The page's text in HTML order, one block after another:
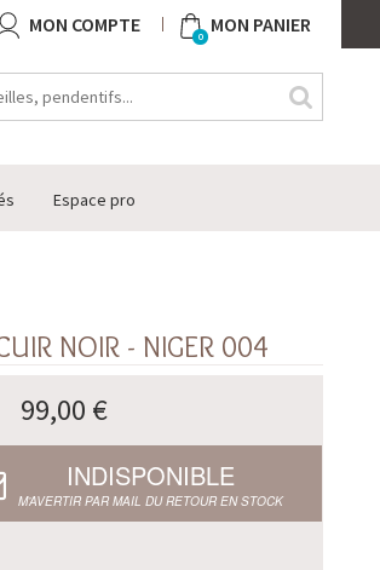
MON COMPTE 0 MON PANIER
Espace pro
NOIR - NIGER 004
99,00 €
INDISPONIBLE
M’AVERTIR PAR MAIL DU RETOUR EN STOCK